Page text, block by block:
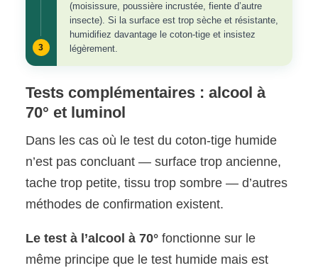
3
(moisissure, poussière incrustée, fiente d’autre
insecte). Si la surface est trop sèche et résistante,
humidifiez davantage le coton-tige et insistez
légèrement.
Tests complémentaires : alcool à
70° et luminol
Dans les cas où le test du coton-tige humide
n’est pas concluant — surface trop ancienne,
tache trop petite, tissu trop sombre — d’autres
méthodes de confirmation existent.
Le test à l’alcool à 70°fonctionne sur le
même principe que le test humide mais est